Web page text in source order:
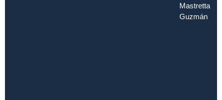
Mastretta
Guzmán